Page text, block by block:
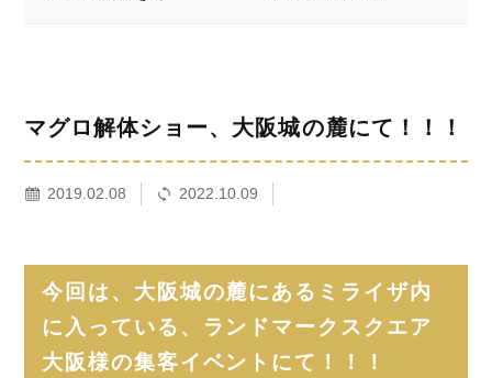
マグロ解体ショー、大阪城の麓にて！！！
2019.02.08 2022.10.09
今回は、大阪城の麓にあるミライザ内
に入っている、ランドマークスクエア
大阪様の集客イベントにて！！！